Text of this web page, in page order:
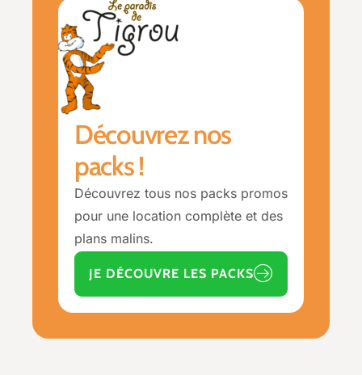
Découvrez nos
packs !
Découvrez tous nos packs promos
pour une location complète et des
plans malins.
JE DÉCOUVRE LES PACKS